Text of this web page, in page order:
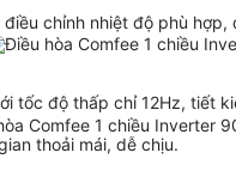
chỉnh nhiệt độ phù
độ thấp chỉ 12Hz, tiết
thoải mái, dễ chịu.